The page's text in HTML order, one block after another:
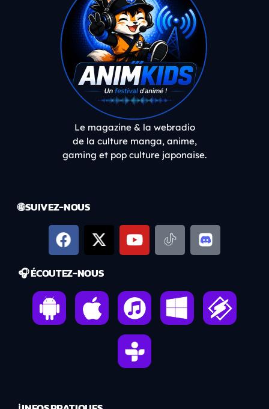
Le magazine & la webradio
de la culture manga, anime,
gaming et pop culture japonaise.
🌐 SUIVEZ-NOUS
🎧 ÉCOUTEZ-NOUS